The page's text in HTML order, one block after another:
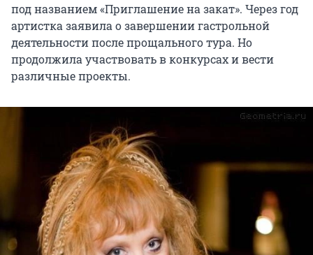
под названием «Приглашение на закат». Через год
артистка заявила о завершении гастрольной
деятельности после прощального тура. Но
продолжила участвовать в конкурсах и вести
различные проекты.